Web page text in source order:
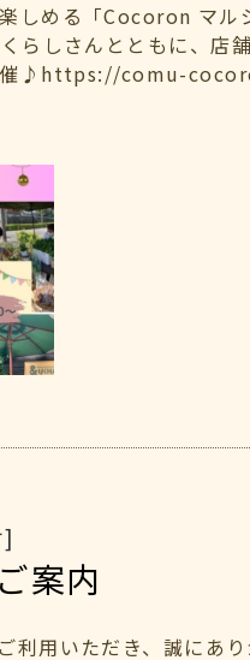
しめる「Cocoron マル
らしさんとともに、店
催♪https://comu-
案内
利用いただき、誠にあ